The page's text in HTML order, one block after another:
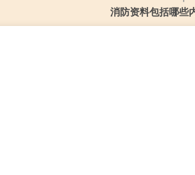
消防资料包括哪些